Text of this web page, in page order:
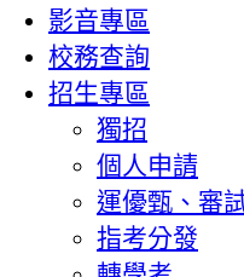
影音專區
校務查詢
招生專區
獨招
個人申請
運優甄、審
指考分發